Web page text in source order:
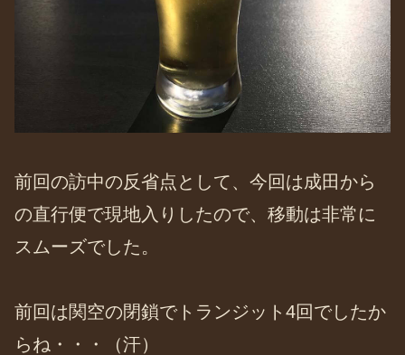
前回の訪中の反省点として、今回は成田から
の直行便で現地入りしたので、移動は非常に
スムーズでした。
前回は関空の閉鎖でトランジット4回でしたか
らね・・・（汗）